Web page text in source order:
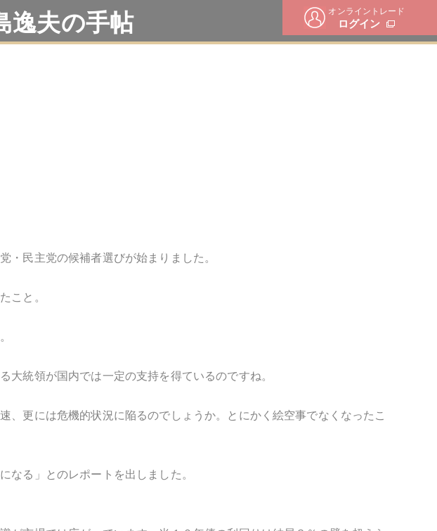
オンライントレード
ログイン
逸夫の手帖
・民主党の候補者選びが始まりました。
こと。
大統領が国内では一定の支持を得ているのですね。
、更には危機的状況に陥るのでしょうか。とにかく絵空事でなくなったこ
なる」とのレポートを出しました。